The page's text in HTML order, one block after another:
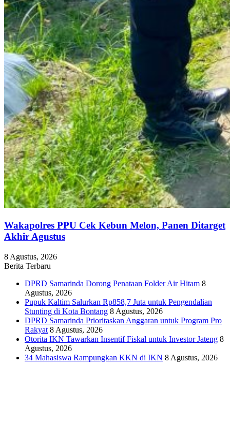
Wakapolres PPU Cek Kebun Melon, Panen Ditarget
Akhir Agustus
8 Agustus, 2026
Berita Terbaru
DPRD Samarinda Dorong Penataan Folder Air Hitam 8
Agustus, 2026
Pupuk Kaltim Salurkan Rp858,7 Juta untuk Pengendalian
Stunting di Kota Bontang 8 Agustus, 2026
DPRD Samarinda Prioritaskan Anggaran untuk Program Pro
Rakyat 8 Agustus, 2026
Otorita IKN Tawarkan Insentif Fiskal untuk Investor Jateng 8
Agustus, 2026
34 Mahasiswa Rampungkan KKN di IKN 8 Agustus, 2026